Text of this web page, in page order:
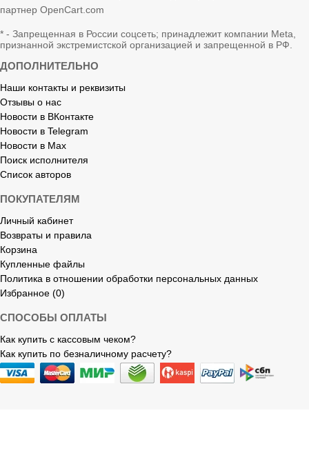
партнер OpenCart.com
* - Запрещенная в России соцсеть; принадлежит компании Meta,
признанной экстремистской организацией и запрещенной в РФ.
ДОПОЛНИТЕЛЬНО
Наши контакты и реквизиты
Отзывы о нас
Новости в ВКонтакте
Новости в Telegram
Новости в Max
Поиск исполнителя
Список авторов
ПОКУПАТЕЛЯМ
Личный кабинет
Возвраты и правила
Корзина
Купленные файлы
Политика в отношении обработки персональных данных
Избранное (0)
СПОСОБЫ ОПЛАТЫ
Как купить с кассовым чеком?
Как купить по безналичному расчету?